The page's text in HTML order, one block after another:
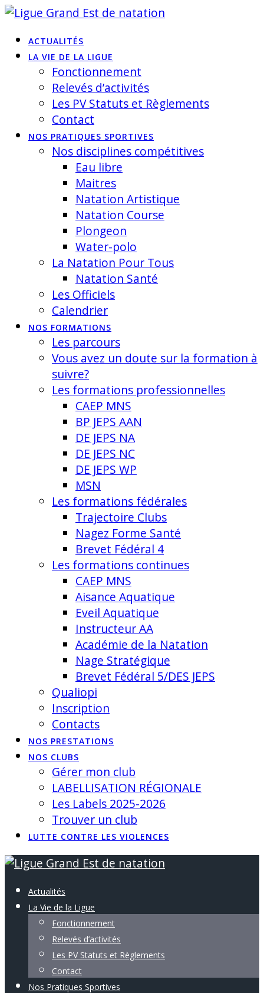
Skip
contentACTUALITÉS
LA VIE DE LA LIGUE
Fonctionnement
Relevés d’activités
Les PV Statuts et Règlements
Contact
NOS PRATIQUES SPORTIVES
Nos disciplines compétitives
Eau libre
Maitres
Natation Artistique
Natation Course
Plongeon
Water-polo
La Natation Pour Tous
Natation Santé
Les Officiels
Calendrier
NOS FORMATIONS
Les parcours
Vous avez un doute sur la formation à
suivre?
Les formations professionnelles
CAEP MNS
BP JEPS AAN
DE JEPS NA
DE JEPS NC
DE JEPS WP
MSN
Les formations fédérales
Trajectoire Clubs
Nagez Forme Santé
Brevet Fédéral 4
Les formations continues
CAEP MNS
Aisance Aquatique
Eveil Aquatique
Instructeur AA
Académie de la Natation
Nage Stratégique
Brevet Fédéral 5/DES JEPS
Qualiopi
Inscription
Contacts
NOS PRESTATIONS
NOS CLUBS
Gérer mon club
LABELLISATION RÉGIONALE
Les Labels 2025-2026
Trouver un club
LUTTE CONTRE LES VIOLENCES
Actualités
La Vie de la Ligue
Fonctionnement
Relevés d’activités
Les PV Statuts et Règlements
Contact
Nos Pratiques Sportives